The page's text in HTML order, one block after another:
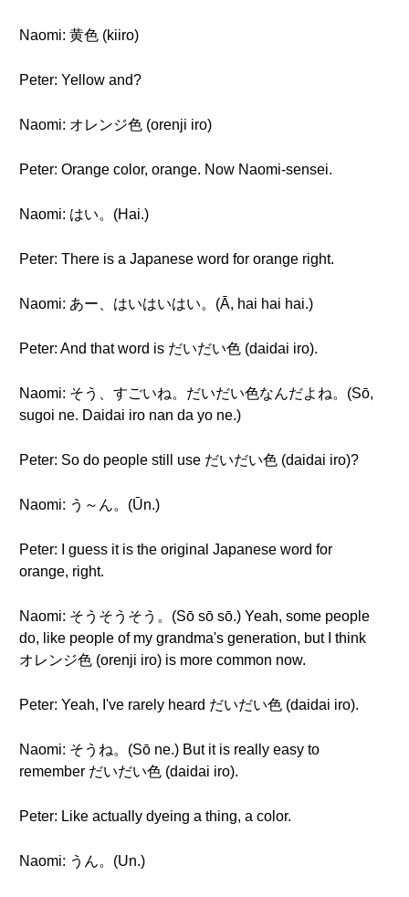
Naomi: 黄色 (kiiro)
Peter: Yellow and?
Naomi: オレンジ色 (orenji iro)
Peter: Orange color, orange. Now Naomi-sensei.
Naomi: はい。(Hai.)
Peter: There is a Japanese word for orange right.
Naomi: あー、はいはいはい。(Ā, hai hai hai.)
Peter: And that word is だいだい色 (daidai iro).
Naomi: そう、すごいね。だいだい色なんだよね。(Sō,
sugoi ne. Daidai iro nan da yo ne.)
Peter: So do people still use だいだい色 (daidai iro)?
Naomi: う～ん。(Ūn.)
Peter: I guess it is the original Japanese word for
orange, right.
Naomi: そうそうそう。(Sō sō sō.) Yeah, some people
do, like people of my grandma's generation, but I think
オレンジ色 (orenji iro) is more common now.
Peter: Yeah, I've rarely heard だいだい色 (daidai iro).
Naomi: そうね。(Sō ne.) But it is really easy to
remember だいだい色 (daidai iro).
Peter: Like actually dyeing a thing, a color.
Naomi: うん。(Un.)